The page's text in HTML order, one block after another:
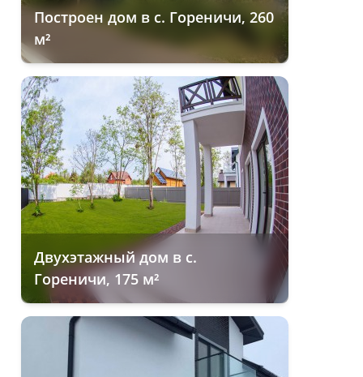
Построен дом в с. Гореничи, 260
м²
Двухэтажный дом в с.
Гореничи, 175 м²